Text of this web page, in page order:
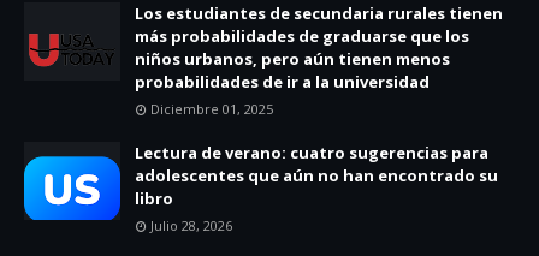
Los estudiantes de secundaria rurales tienen
más probabilidades de graduarse que los
niños urbanos, pero aún tienen menos
probabilidades de ir a la universidad
Diciembre 01, 2025
Lectura de verano: cuatro sugerencias para
adolescentes que aún no han encontrado su
libro
Julio 28, 2026